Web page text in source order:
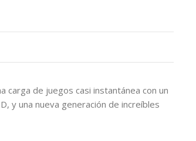
carga de juegos casi instantánea con un
y una nueva generación de increíbles